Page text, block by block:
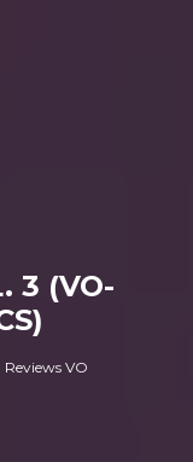
3 (VO-
Reviews VO